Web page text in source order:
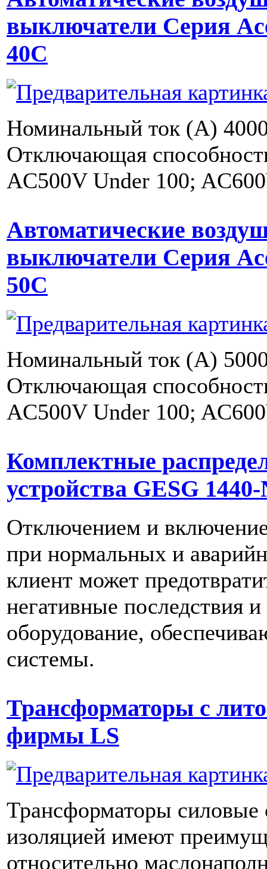
выключатели Серия
40C
Номинальный ток (A)
Отключающая
AC500V Under 100;
Автоматические
выключатели Серия
50C
Номинальный ток (A)
Отключающая
AC500V Under 100;
Комплектные
устройства GESG
Отключением и
при нормальных и
клиент может
негативные последствия
оборудование,
системы.
Трансформаторы с
фирмы LS
Трансформаторы силовые
изоляцией имеют
относительно